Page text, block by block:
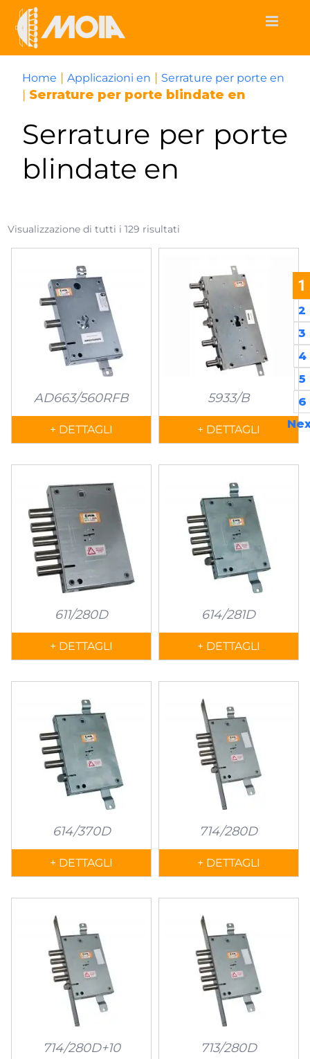
Skip
content
Home |Applicazioni en | Serrature per porte en
| Serrature per porte blindate en
Serrature per porte
blindate en
Visualizzazione di tutti i 129 risultati
AD663/560RFB
+ DETTAGLI
5933/B
+ DETTAGLI
611/280D
+ DETTAGLI
614/281D
+ DETTAGLI
614/370D
+ DETTAGLI
714/280D
+ DETTAGLI
714/280D+10 713/280D
1
2
3
4
5
6